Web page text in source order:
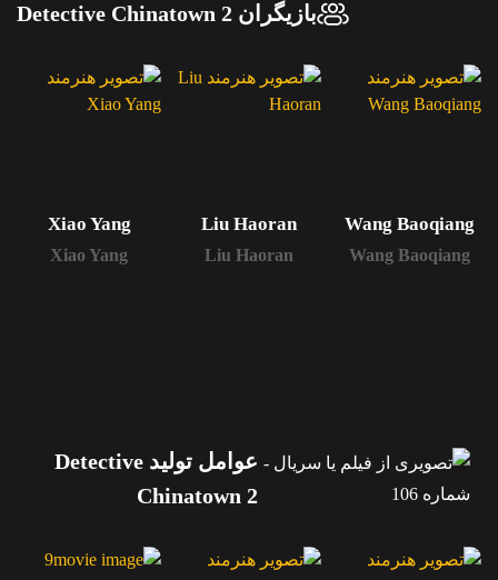
بازیگران Detective Chinatown 2
Wang Baoqiang
Wang Baoqiang
Liu Haoran
Liu Haoran
Xiao Yang
Xiao Yang
عوامل تولید Detective
Chinatown 2